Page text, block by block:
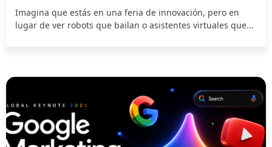
Imagina que estás en una feria de innovación, pero en
lugar de ver robots que bailan o asistentes virtuales que...